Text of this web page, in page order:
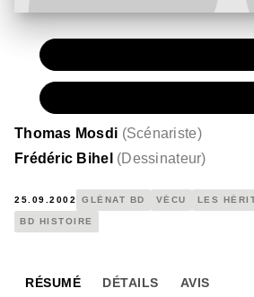
Thomas Mosdi (Scénariste)
Frédéric Bihel (Dessinateur)
25.09.2002 GLÉNAT BD VÉCU LES
BD HISTOIRE
RÉSUMÉ DÉTAILS AVIS